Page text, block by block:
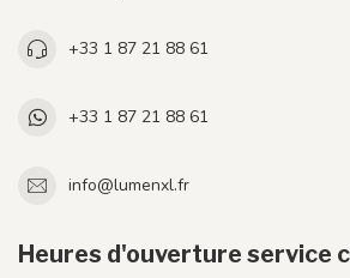
+33 1 87 21 88 61
+33 1 87 21 88 61
info@lumenxl.fr
Heures d'ouverture service